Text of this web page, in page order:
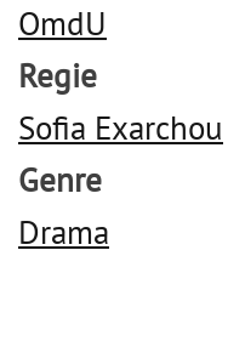
OmdU
Regie
Sofia Exarchou
Genre
Drama